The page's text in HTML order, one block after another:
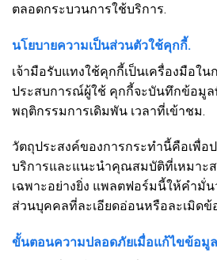
ตลอดกระบวนการใช้บริการ.
นโยบายความเป็นส่วนตัวใช้คุกกี้.
เจ้ามือรับแทงใช้คุกกี้เป็นเครื่องมือใ
ประสบการณ์ผู้ใช้ คุกกี้จะบันทึกข้อมูล
พฤติกรรมการเดิมพัน เวลาที่เข้าชม.
วัตถุประสงค์ของการกระทำนี้คือเพื่
บริการและแนะนำคุณสมบัติที่เหมาะ
เฉพาะอย่างยิ่ง แพลตฟอร์มนี้ให้คำมั่
ส่วนบุคคลที่ละเอียดอ่อนหรือละเมิดข้
ขั้นตอนความปลอดภัยเมื่อแก้ไขข้อมู